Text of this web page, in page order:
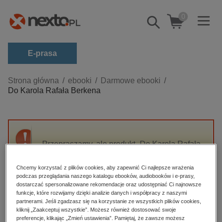
Pokaż/schowaj
wyszukiwarkę
0
E-prasa
Kategorie
Zobacz wszystkie E-prasa
budownictwo, aranżacja wnętrz
darmowe wydania
edukacja
hobby, sport, rozrywka
komputery, internet, technologie, informatyka
Strona główna ebooki
Darmowe ebooki
Do Karola Rafała Berkena
Przepraszamy, ale produkt „Do Karola Rafała
High-contrast mode
Polecane
Chcemy korzystać z plików cookies, aby zapewnić Ci najlepsze wrażenia
podczas przeglądania naszego katalogu ebooków, audiobooków i e-prasy,
dostarczać spersonalizowane rekomendacje oraz udostępniać Ci najnowsze
funkcje, które rozwijamy dzięki analizie danych i współpracy z naszymi
partnerami. Jeśli zgadzasz się na korzystanie ze wszystkich plików cookies,
kliknij „Zaakceptuj wszystkie”. Możesz również dostosować swoje
preferencje, klikając „Zmień ustawienia”. Pamiętaj, że zawsze możesz